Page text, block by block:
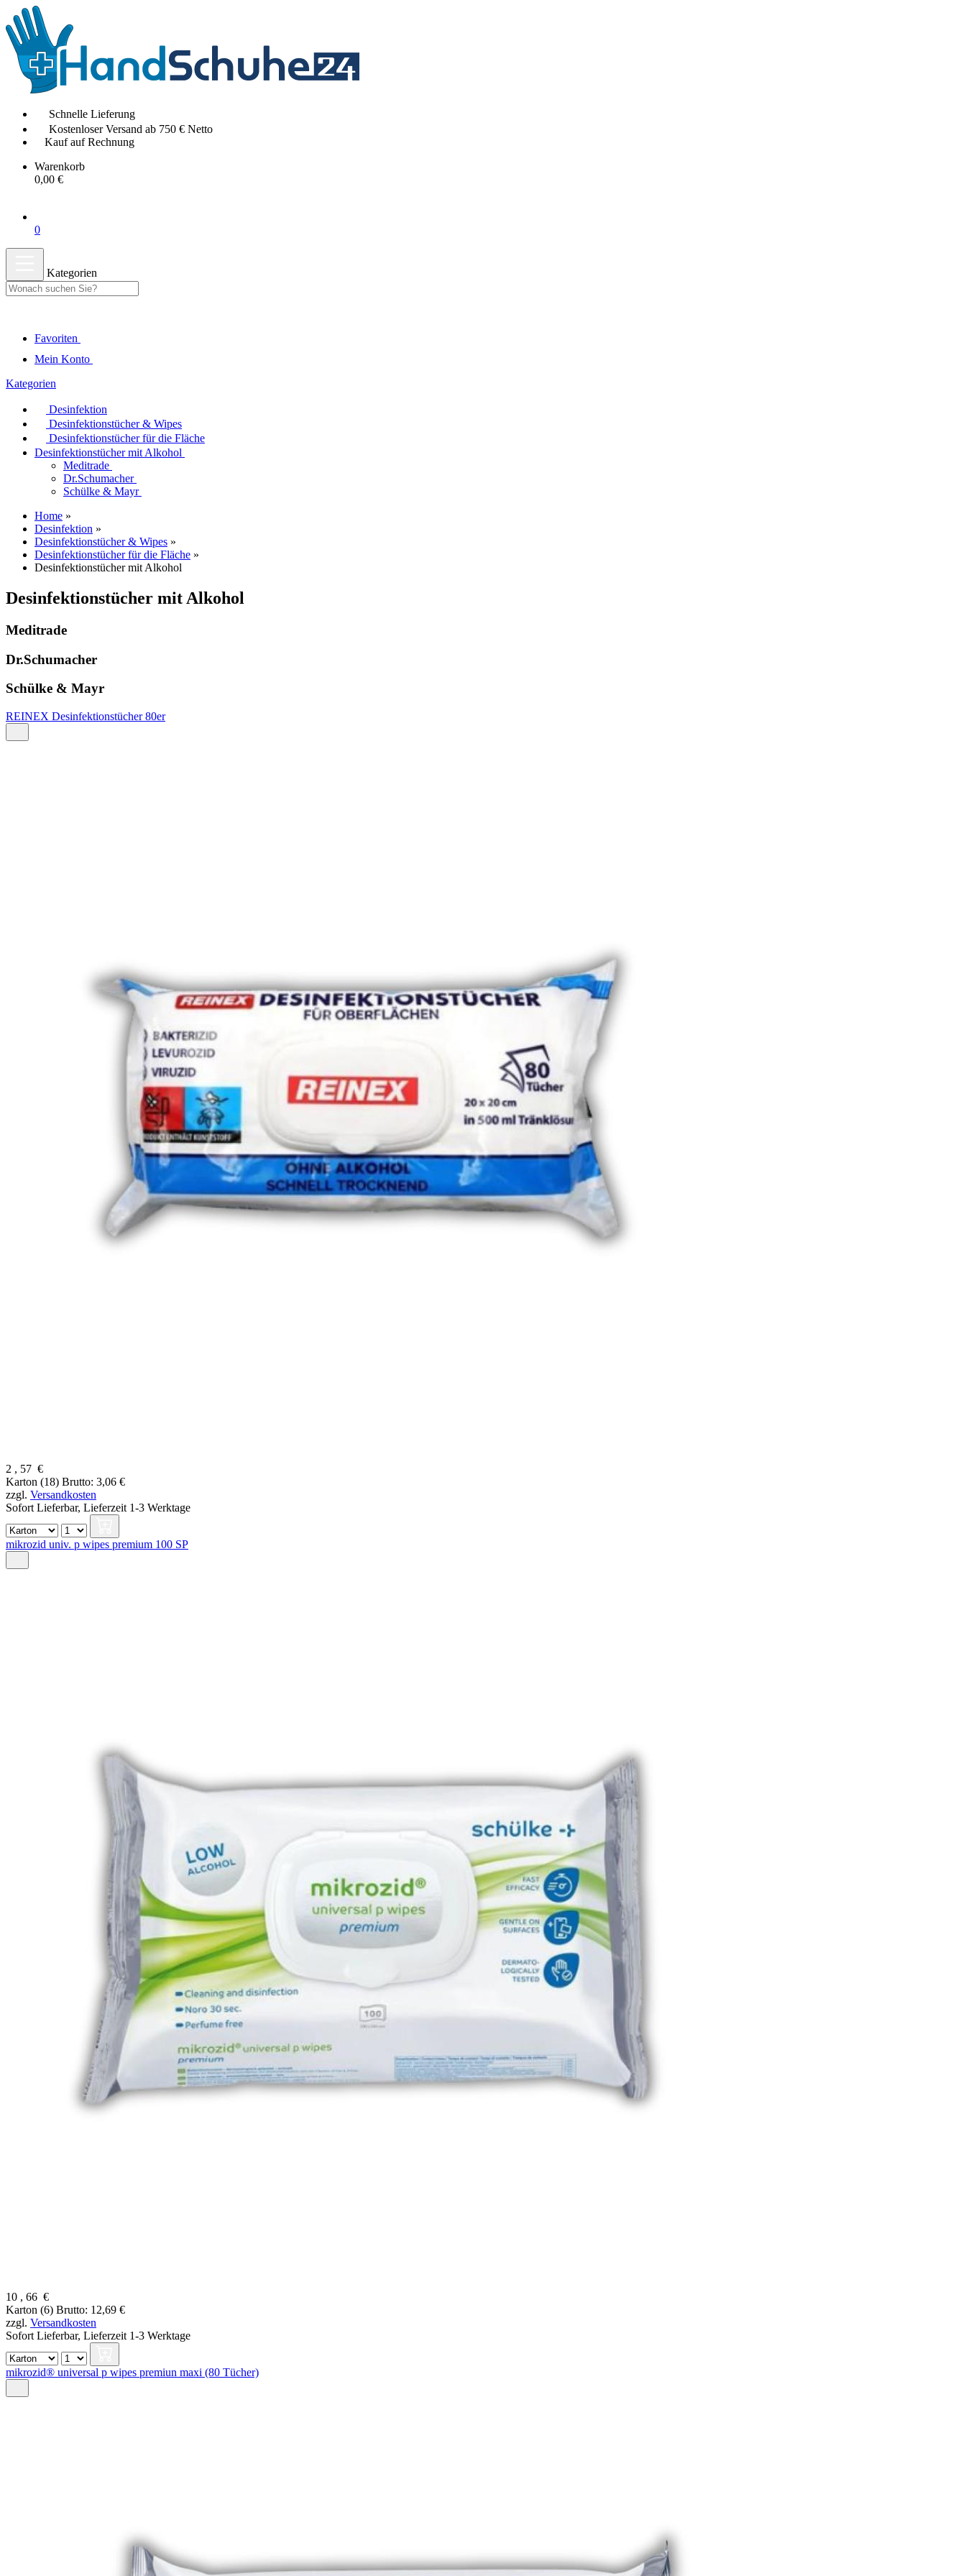
Schnelle Lieferung
Kostenloser Versand ab 750 € Netto
Kauf auf Rechnung
Warenkorb
0,00 €
0
Kategorien
Favoriten
Mein Konto
Kategorien
Desinfektion
Desinfektionstücher & Wipes
Desinfektionstücher für die Fläche
Desinfektionstücher mit Alkohol
Meditrade
Dr.Schumacher
Schülke & Mayr
Home »
Desinfektion »
Desinfektionstücher & Wipes »
Desinfektionstücher für die Fläche »
Desinfektionstücher mit Alkohol
Desinfektionstücher mit Alkohol
Meditrade
Dr.Schumacher
Schülke & Mayr
REINEX Desinfektionstücher 80er
2 , 57 €
Karton (18) Brutto: 3,06 €
zzgl. Versandkosten
Sofort Lieferbar, Lieferzeit 1-3 Werktage
mikrozid univ. p wipes premium 100 SP
10 , 66 €
Karton (6) Brutto: 12,69 €
zzgl. Versandkosten
Sofort Lieferbar, Lieferzeit 1-3 Werktage
mikrozid® universal p wipes premiun maxi (80 Tücher)